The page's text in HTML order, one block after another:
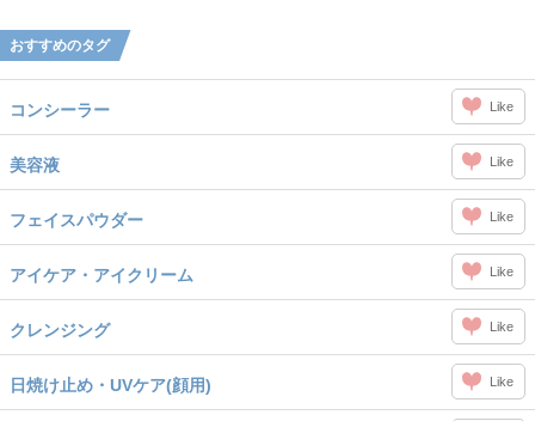
おすすめのタグ
コンシーラー Like
美容液 Like
フェイスパウダー Like
アイケア・アイクリーム Like
クレンジング Like
日焼け止め・UVケア(顔用) Like